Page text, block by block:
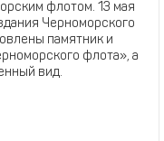
флотом. 13 мая
Черноморского
памятник и
флота», а
вид.